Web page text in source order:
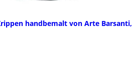
handbemalt von Arte Barsanti,